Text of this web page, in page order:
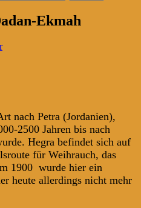
Ekmah
nach Petra (Jordanien),
2500 Jahren bis nach
Hegra befindet sich auf
für Weihrauch, das
1900 wurde hier ein
heute allerdings nicht mehr